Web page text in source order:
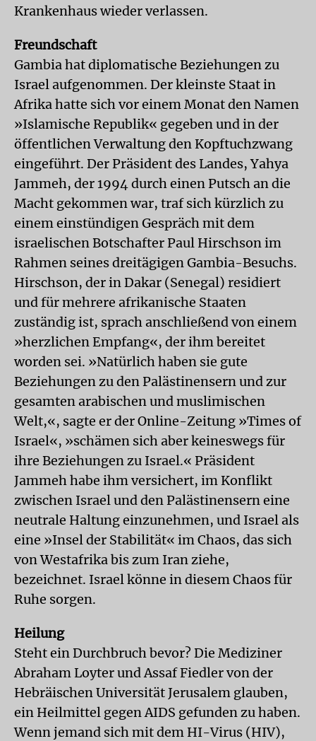
Krankenhaus wieder verlassen.
Freundschaft
Gambia hat diplomatische Beziehungen zu
Israel aufgenommen. Der kleinste Staat in
Afrika hatte sich vor einem Monat den Namen
»Islamische Republik« gegeben und in der
öffentlichen Verwaltung den Kopftuchzwang
eingeführt. Der Präsident des Landes, Yahya
Jammeh, der 1994 durch einen Putsch an die
Macht gekommen war, traf sich kürzlich zu
einem einstündigen Gespräch mit dem
israelischen Botschafter Paul Hirschson im
Rahmen seines dreitägigen Gambia-Besuchs.
Hirschson, der in Dakar (Senegal) residiert
und für mehrere afrikanische Staaten
zuständig ist, sprach anschließend von einem
»herzlichen Empfang«, der ihm bereitet
worden sei. »Natürlich haben sie gute
Beziehungen zu den Palästinensern und zur
gesamten arabischen und muslimischen
Welt,«, sagte er der Online-Zeitung »Times of
Israel«, »schämen sich aber keineswegs für
ihre Beziehungen zu Israel.« Präsident
Jammeh habe ihm versichert, im Konflikt
zwischen Israel und den Palästinensern eine
neutrale Haltung einzunehmen, und Israel als
eine »Insel der Stabilität« im Chaos, das sich
von Westafrika bis zum Iran ziehe,
bezeichnet. Israel könne in diesem Chaos für
Ruhe sorgen.
Heilung
Steht ein Durchbruch bevor? Die Mediziner
Abraham Loyter und Assaf Fiedler von der
Hebräischen Universität Jerusalem glauben,
ein Heilmittel gegen AIDS gefunden zu haben.
Wenn jemand sich mit dem HI-Virus (HIV),